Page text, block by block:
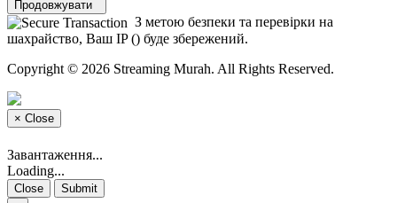
Продовжувати
З метою безпеки та перевірки на
шахрайство, Ваш IP () буде збережений.
Copyright © 2026 Streaming Murah. All Rights Reserved.
× Close
Завантаження...
Loading...
Close
Submit